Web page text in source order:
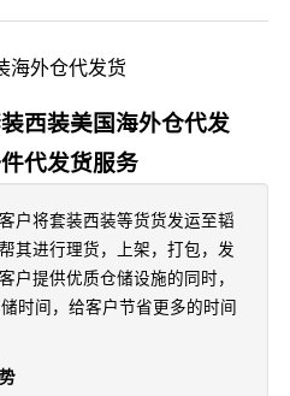
西装美国海外仓代发
代发货服务
户将套装西装等货货发运至韬
其进行理货，上架，打包，发
户提供优质仓储设施的同时，
时间，给客户节省更多的时间